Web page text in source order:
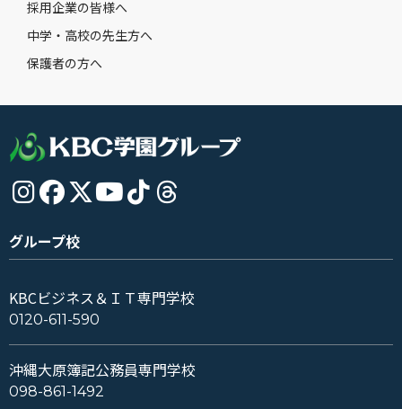
採用企業の皆様へ
中学・高校の先生方へ
保護者の方へ
グループ校
KBCビジネス＆ＩＴ専門学校
0120-611-590
沖縄大原簿記公務員専門学校
098-861-1492